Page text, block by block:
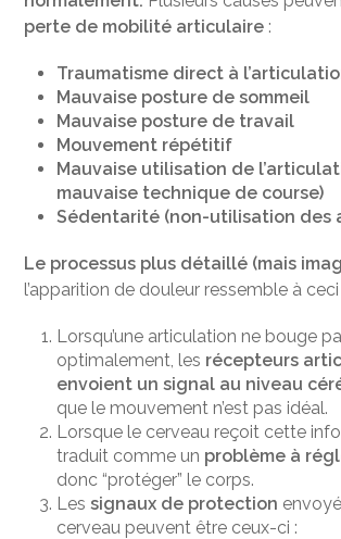
perte de mobilité articulaire :
Traumatisme direct à
Mauvaise posture de sommeil
Mauvaise posture de travail
Mouvement répétitif
Mauvaise utilisation de
mauvaise technique de course)
Sédentarité (non-utilisation des
Le processus plus détaillé (mais
l’apparition de douleur ressemble à ceci
Lorsqu’une articulation ne bouge
optimalement, les récepteurs
envoient un signal au niveau
que le mouvement n’est pas idéal.
Lorsque le cerveau reçoit cette
traduit comme un problème à
donc “protéger” le corps.
Lessignaux de protection
cerveau peuvent être ceux-ci :